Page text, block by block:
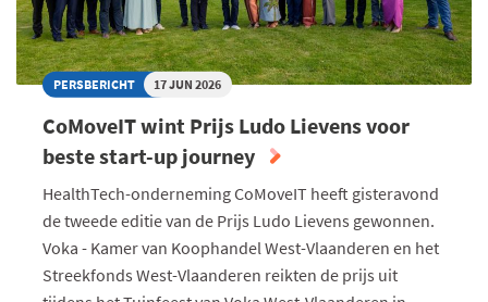
PERSBERICHT 17 JUN 2026
CoMoveIT wint Prijs Ludo Lievens voor
beste start-up journey
HealthTech-onderneming CoMoveIT heeft gisteravond
de tweede editie van de Prijs Ludo Lievens gewonnen.
Voka - Kamer van Koophandel West-Vlaanderen en het
Streekfonds West-Vlaanderen reikten de prijs uit